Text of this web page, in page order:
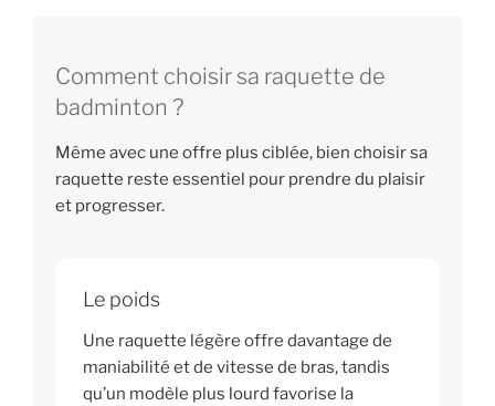
Comment choisir sa raquette de
badminton ?
Même avec une offre plus ciblée, bien choisir sa
raquette reste essentiel pour prendre du plaisir
et progresser.
Le poids
Une raquette légère offre davantage de
maniabilité et de vitesse de bras, tandis
qu’un modèle plus lourd favorise la